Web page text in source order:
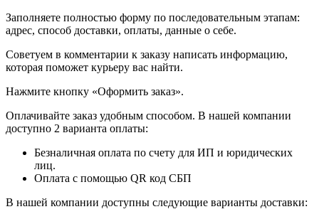
​​​​​​​Заполняете полностью форму по последовательным этапам:
адрес, способ доставки, оплаты, данные о себе.
​​​​​​​Советуем в комментарии к заказу написать информацию,
которая поможет курьеру вас найти.
​​​​​​​Нажмите кнопку «Оформить заказ».
Оплачивайте заказ удобным способом. В нашей компании
доступно 2 варианта оплаты:
Безналичная оплата по счету для ИП и юридических
лиц.
Оплата с помощью QR код СБП
В нашей компании доступны следующие варианты доставки: